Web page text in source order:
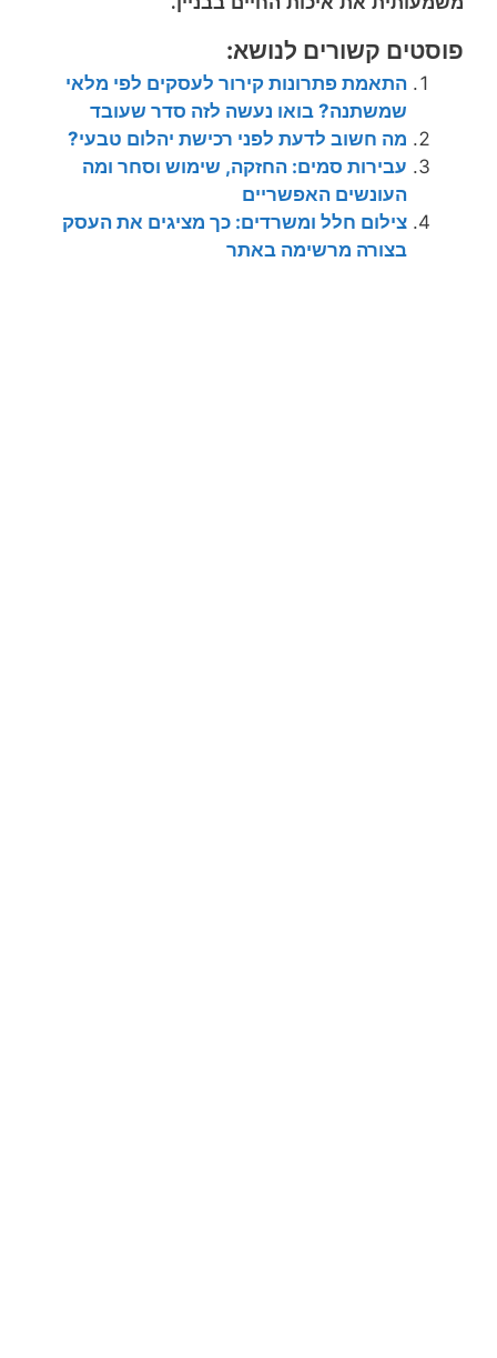
פוסטים קשורים לנושא:
התאמת פתרונות קירור לעסקים לפי מלאי
שמשתנה? בואו נעשה לזה סדר שעובד
מה חשוב לדעת לפני רכישת יהלום טבעי?
עבירות סמים: החזקה, שימוש וסחר ומה
העונשים האפשריים
צילום חלל ומשרדים: כך מציגים את העסק
בצורה מרשימה באתר